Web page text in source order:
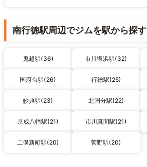
南行徳駅周辺でジムを駅から探す
鬼越駅(36) 市川塩浜駅(32)
国府台駅(26) 行徳駅(25)
妙典駅(23) 北国分駅(22)
京成八幡駅(21) 市川真間駅(21)
二俣新町駅(20) 菅野駅(20)